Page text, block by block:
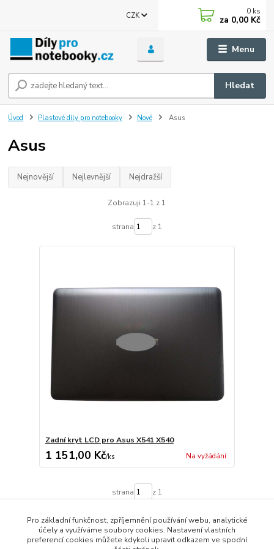
Menu
CZK
Hledat
0 ks
za 0,00 Kč
Úvod Plastové díly pro notebooky Nové Asus
Asus
Nejnovější Nejlevnější Nejdražší
Zobrazuji 1-1 z 1
strana z 1
Zadní kryt LCD pro Asus X541 X540
1 151,00 Kč/ks Na vyžádání
strana z 1
Pro základní funkčnost, zpříjemnění používání webu, analytické
účely a využíváme soubory cookies. Nastavení vlastních
preferencí cookies můžete kdykoli upravit odkazem ve spodní